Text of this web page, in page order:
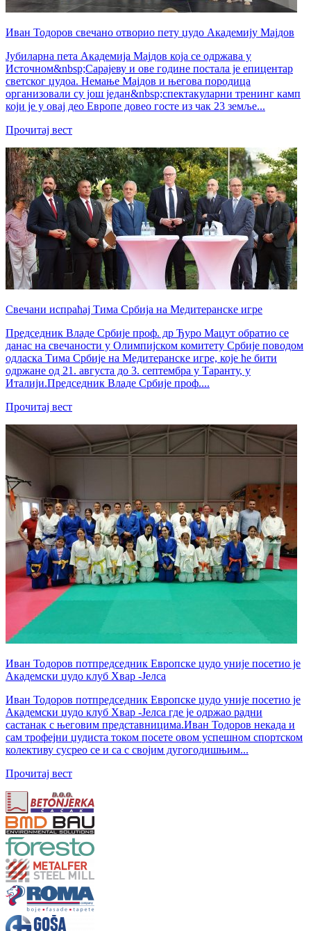
Иван Тодоров свечано отворио пету џудо Академију Мајдов
Јубиларна пета Академија Мајдов која се одржава у
Источном&nbsp;Сарајеву и ове године постала је епицентар
светског џудоа. Немање Мајдов и његова породица
организовали су још један&nbsp;спектакуларни тренинг камп
који је у овај део Европе довео госте из чак 23 земље...
Прочитај вест
Свечани испраћај Тима Србија на Медитеранске игре
Председник Владе Србије проф. др Ђуро Мацут обратио се
данас на свечаности у Олимпијском комитету Србије поводом
одласка Тима Србије на Медитеранске игре, које ће бити
одржане од 21. августа до 3. септембра у Таранту, у
Италији.Председник Владе Србије проф....
Прочитај вест
Иван Тодоров потпредседник Европске џудо уније посетио је
Академски џудо клуб Хвар -Јелса
Иван Тодоров потпредседник Европске џудо уније посетио је
Академски џудо клуб Хвар -Јелса где је одржао радни
састанак с његовим представницима.Иван Тодоров некада и
сам трофејни џудиста током посете овом успешном спортском
колективу сусрео се и са с својим дугогодишњим...
Прочитај вест